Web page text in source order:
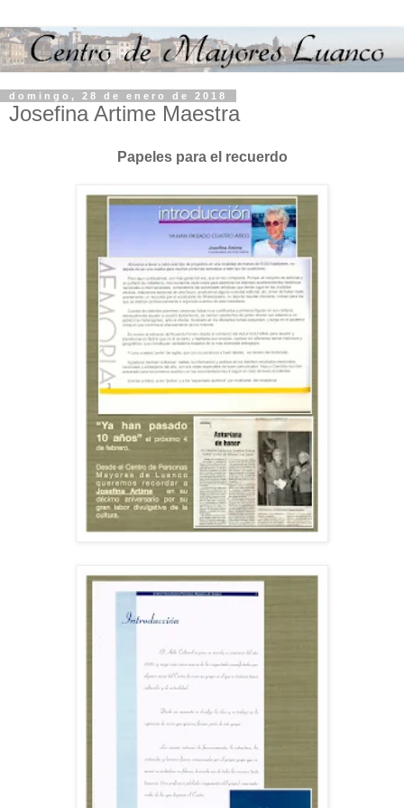
domingo, 28 de enero de 2018
Josefina Artime Maestra
Papeles para el recuerdo